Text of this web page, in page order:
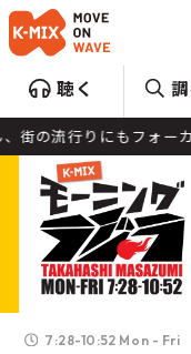
聴く
行りにもフォーカ
7:28-10:52 Mon - Fri